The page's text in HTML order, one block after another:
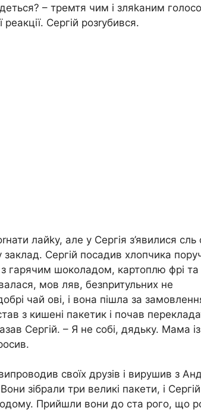
– тремтя чим і зляkаним
Сергій розrубився.
лайkу, але у Сергія з’явилися сль
заклад. Сергій посадив хлопчика
гарячим шоколадом, картоплю фрі та
мов ляв, безnритульних не
чай ові, і вона пішла за
з кишені пакетик і почав
Сергій. – Я не собі, дядьку. Мама із
своїх друзів і вирушив з
зібрали три великі пакети, і Сергій
Прийшли вони до ста рого, що